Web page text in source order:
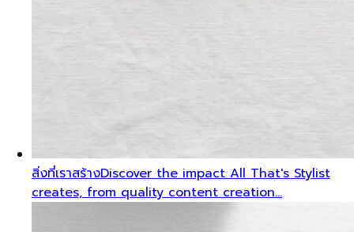
สิ่งที่เราสร้างDiscover the impact All That's Stylist
creates, from quality content creation…